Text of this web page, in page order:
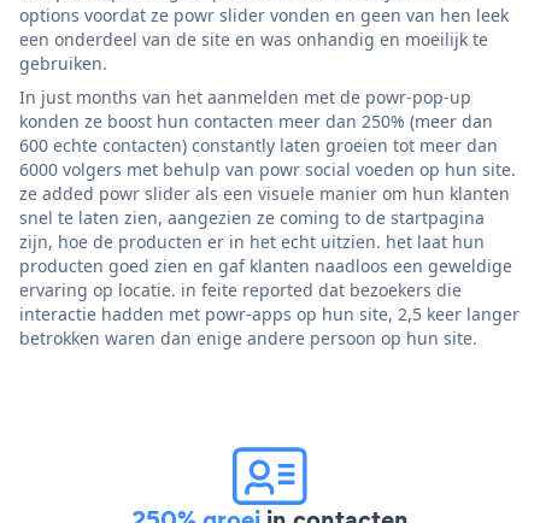
options voordat ze powr slider vonden en geen van hen leek
een onderdeel van de site en was onhandig en moeilijk te
gebruiken.
In just months van het aanmelden met de powr-pop-up
konden ze boost hun contacten meer dan 250% (meer dan
600 echte contacten) constantly laten groeien tot meer dan
6000 volgers met behulp van powr social voeden op hun site.
ze added powr slider als een visuele manier om hun klanten
snel te laten zien, aangezien ze coming to de startpagina
zijn, hoe de producten er in het echt uitzien. het laat hun
producten goed zien en gaf klanten naadloos een geweldige
ervaring op locatie. in feite reported dat bezoekers die
interactie hadden met powr-apps op hun site, 2,5 keer langer
betrokken waren dan enige andere persoon op hun site.